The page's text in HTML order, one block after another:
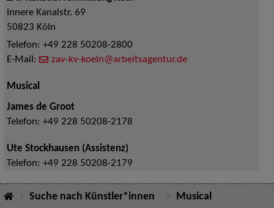
Innere Kanalstr. 69
50823 Köln
Telefon: +49 228 50208-2800
E-Mail:
zav-kv-koeln@arbeitsagentur.de
Musical
James de Groot
Telefon: +49 228 50208-2178
Ute Stockhausen (Assistenz)
Telefon: +49 228 50208-2179
Suche nach Künstler*innen Musical